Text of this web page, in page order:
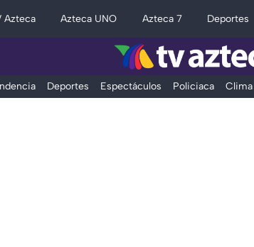
Azteca Azteca UNO Azteca 7 Deportes
Deportes Espectáculos Policiaca Clima